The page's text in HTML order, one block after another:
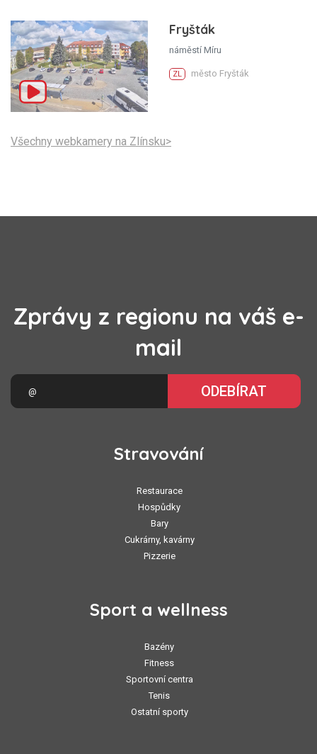
Fryšták
náměstí Míru
ZL město Fryšták
Všechny webkamery na Zlínsku>
Zprávy z regionu na váš e-
mail
ODEBÍRAT
Stravování
Restaurace
Hospůdky
Bary
Cukrárny, kavárny
Pizzerie
Sport a wellness
Bazény
Fitness
Sportovní centra
Tenis
Ostatní sporty